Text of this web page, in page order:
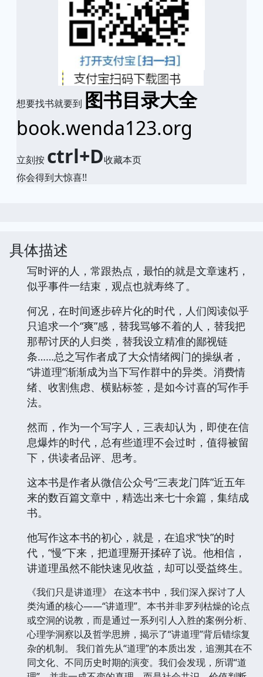
想要找书就要到 图书目录大全
book.wenda123.org
立刻按 ctrl+D收藏本页
你会得到大惊喜!!
具体描述
写时评的人，常跟热点，最怕的就是文章速朽，
似乎事件一结束，观点也就寿终了。
何况，在时间逐步碎片化的时代，人们阅读似乎
只追求一个“爽”感，替我骂够不着的人，替我把
那帮讨厌的人归类，替我设立精准的鄙视链
条……总之写作者成了大众情绪阀门的操纵者，
“讲道理”渐渐成为当下写作群中的异类。消费情
绪、收割焦虑、横贴标签，是如今讨喜的写作手
法。
然而，作为一个写字人，三表却认为，即使在信
息爆炸的时代，总有些道理不会过时，值得被留
下，供读者品评、思考。
这本书是作者从微信公众号“三表龙门阵”近五年
来的数百篇文章中，精选出来七十余篇，集结成
书。
他写作这本书的初心，就是，在追求“快”的时
代，“慢”下来，把道理掰开揉碎了说。他相信，
讲道理虽然不能快速见收益，却可以受益终生。
《我们只是讲道理》 在这本书中，我们深入探讨了人
类沟通的核心——“讲道理”。本书并非罗列枯燥的论点
或空洞的说教，而是通过一系列引人入胜的案例分析、
心理学洞察以及哲学思辨，揭示了“讲道理”背后错综复
杂的机制。 我们首先从“道理”的本质出发，追溯其在不
同文化、不同历史时期的演变。我们会发现，所谓“道